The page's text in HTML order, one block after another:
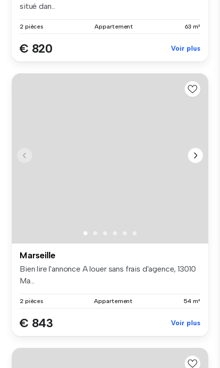
situé dan...
2 pièces Appartement 63 m²
€ 820 Voir plus
Marseille
Bien lire l'annonce A louer sans frais d'agence, 13010
Ma...
2 pièces Appartement 54 m²
€ 843 Voir plus